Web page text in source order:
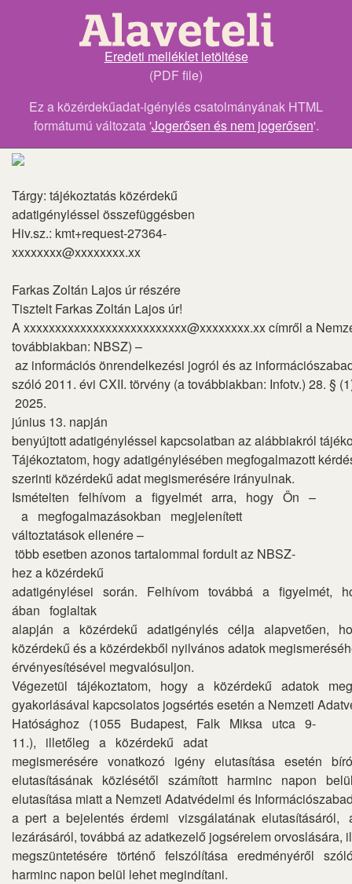
Eredeti melléklet letöltése
(PDF file)
Ez a közérdekűadat-igénylés csatolmányának HTML
formátumú változata 'Jogerősen és nem jogerősen'.
Tárgy: tájékoztatás közérdekű
adatigényléssel összefüggésben
Hiv.sz.: kmt+request-27364-
xxxxxxxx@xxxxxxxx.xx
Farkas Zoltán Lajos úr részére
Tisztelt Farkas Zoltán Lajos úr!
Axxxxxxxxxxxxxxxxxxxxxxxxxx@xxxxxxxx.xxcímről a
továbbiakban: NBSZ) –
az információs önrendelkezési jogról és az
szóló 2011. évi CXII. törvény (a továbbiakban: Infotv.) 28. §
2025.
június 13. napján
benyújtott adatigényléssel kapcsolatban az alábbiakról
Tájékoztatom, hogy adatigénylésében megfogalmazott
szerinti közérdekű adat megismerésére irányulnak.
Ismételten felhívom a figyelmét arra, hogy Ön –
a megfogalmazásokban megjelenített
változtatások ellenére –
több esetben azonos tartalommal fordult az NBSZ-
hez a közérdekű
adatigénylései során. Felhívom továbbá a figyelmét,
ában foglaltak
alapján a közérdekű adatigénylés célja alapvetően,
közérdekű és a közérdekből nyilvános adatok
érvényesítésével megvalósuljon.
Végezetül tájékoztatom, hogy a közérdekű adatok
gyakorlásával kapcsolatos jogsértés esetén a Nemzeti
Hatósághoz (1055 Budapest, Falk Miksa utca 9-
11.), illetőleg a közérdekű adat
megismerésére vonatkozó igény elutasítása esetén
elutasításának közlésétől számított harminc napon
elutasítása miatt a Nemzeti Adatvédelmi és
a pert a bejelentés érdemi vizsgálatának elutasításáról,
lezárásáról, továbbá az adatkezelő jogsérelem orvoslására,
megszüntetésére történő felszólítása eredményéről
harminc napon belül lehet megindítani.